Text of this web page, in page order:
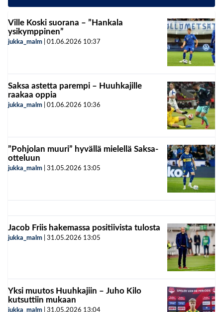
Ville Koski suorana – ”Hankala
ysikymppinen”
jukka_malm 01.06.2026 10:37
Saksa astetta parempi – Huuhkajille
raakaa oppia
jukka_malm 01.06.2026 10:36
”Pohjolan muuri” hyvällä mielellä Saksa-
otteluun
jukka_malm 31.05.2026 13:05
Jacob Friis hakemassa positiivista tulosta
jukka_malm 31.05.2026 13:05
Yksi muutos Huuhkajiin – Juho Kilo
kutsuttiin mukaan
jukka_malm 31.05.2026 13:04